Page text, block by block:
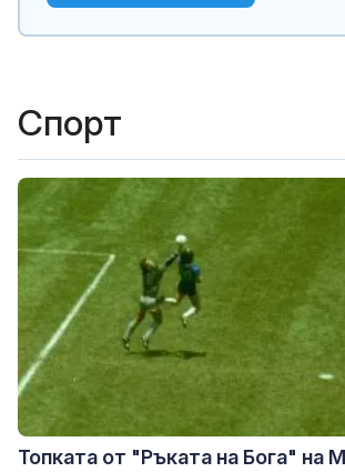
Спорт
Топката от "Ръката на Бога" на